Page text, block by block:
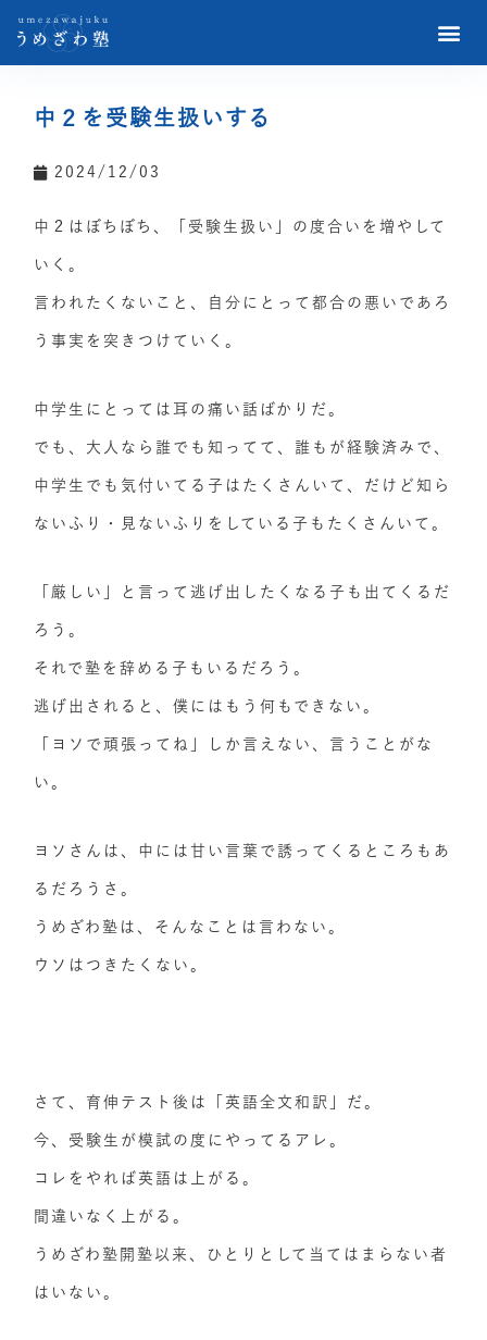
中２を受験生扱いする
2024/12/03
中２はぼちぼち、「受験生扱い」の度合いを増やして
いく。
言われたくないこと、自分にとって都合の悪いであろ
う事実を突きつけていく。
中学生にとっては耳の痛い話ばかりだ。
でも、大人なら誰でも知ってて、誰もが経験済みで、
中学生でも気付いてる子はたくさんいて、だけど知ら
ないふり・見ないふりをしている子もたくさんいて。
「厳しい」と言って逃げ出したくなる子も出てくるだ
ろう。
それで塾を辞める子もいるだろう。
逃げ出されると、僕にはもう何もできない。
「ヨソで頑張ってね」しか言えない、言うことがな
い。
ヨソさんは、中には甘い言葉で誘ってくるところもあ
るだろうさ。
うめざわ塾は、そんなことは言わない。
ウソはつきたくない。
さて、育伸テスト後は「英語全文和訳」だ。
今、受験生が模試の度にやってるアレ。
コレをやれば英語は上がる。
間違いなく上がる。
うめざわ塾開塾以来、ひとりとして当てはまらない者
はいない。